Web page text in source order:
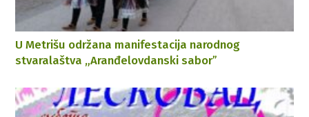
U Metrišu održana manifestacija narodnog
stvaralaštva „Aranđelovdanski saborˮ